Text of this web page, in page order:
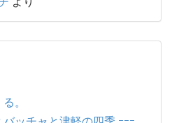
。